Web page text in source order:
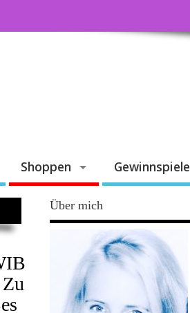
Shoppen Gewinnspiele
Über mich